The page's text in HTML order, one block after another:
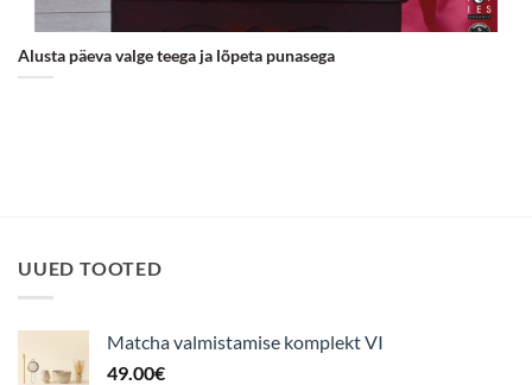
Alusta päeva valge teega ja lõpeta punasega
UUED TOOTED
Matcha valmistamise komplekt VI
49.00€